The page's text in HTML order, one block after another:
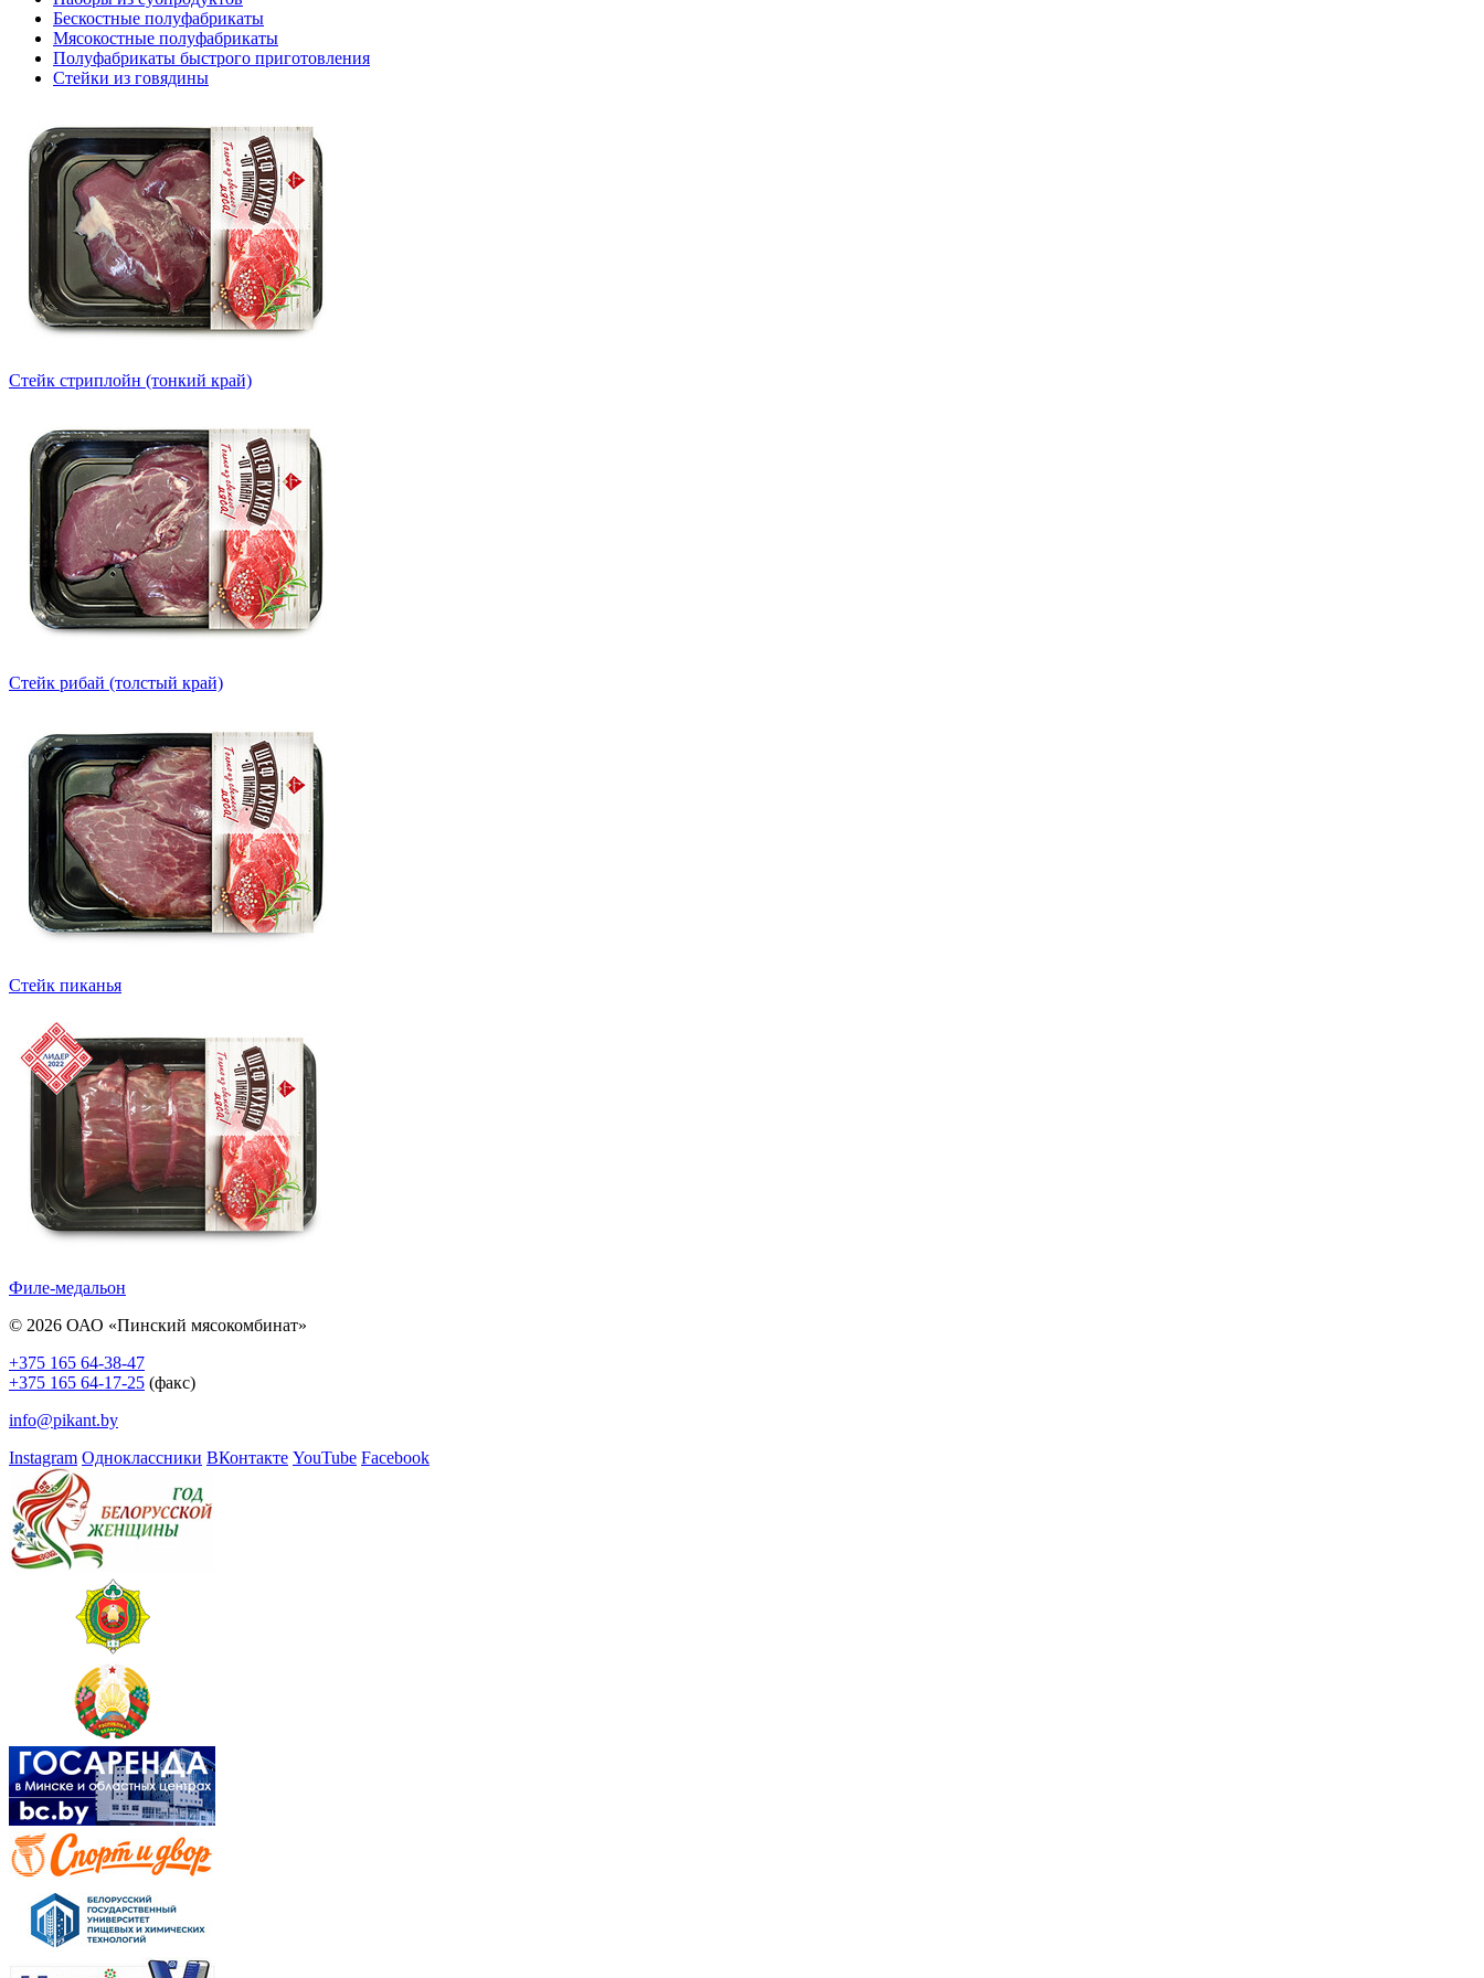
Бескостные полуфабрикаты
Мясокостные полуфабрикаты
Полуфабрикаты быстрого приготовления
Стейки из говядины
Стейк стриплойн (тонкий край)
Стейк рибай (толстый край)
Стейк пиканья
Филе-медальон
© 2026 ОАО «Пинский мясокомбинат»
+375 165 64-38-47
+375 165 64-17-25 (факс)
info@pikant.by
Instagram Одноклассники ВКонтакте YouTube Facebook